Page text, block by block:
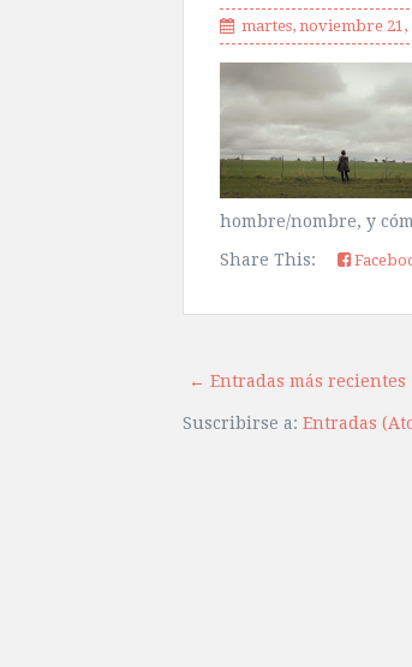
martes, noviembre 21,
hombre/nombre, y
Share This:
← Entradas más recientes
Suscribirse a: Entradas